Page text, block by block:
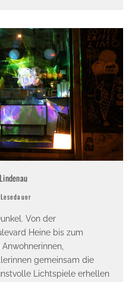
Von der
Heine bis zum
gemeinsam die
Lichtspiele erhellen